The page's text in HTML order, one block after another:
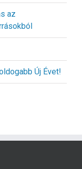
az
Új Évet!